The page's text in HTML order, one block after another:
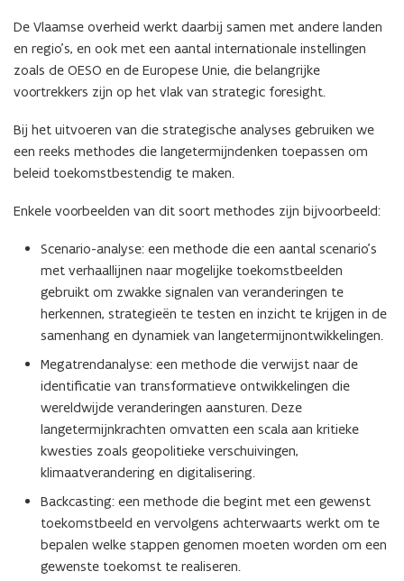
De Vlaamse overheid werkt daarbij samen met andere landen
en regio’s, en ook met een aantal internationale instellingen
zoals de OESO en de Europese Unie, die belangrijke
voortrekkers zijn op het vlak van strategic foresight.
Bij het uitvoeren van die strategische analyses gebruiken we
een reeks methodes die langetermijndenken toepassen om
beleid toekomstbestendig te maken.
Enkele voorbeelden van dit soort methodes zijn bijvoorbeeld:
Scenario-analyse: een methode die een aantal scenario’s
met verhaallijnen naar mogelijke toekomstbeelden
gebruikt om zwakke signalen van veranderingen te
herkennen, strategieën te testen en inzicht te krijgen in de
samenhang en dynamiek van langetermijnontwikkelingen.
Megatrendanalyse: een methode die verwijst naar de
identificatie van transformatieve ontwikkelingen die
wereldwijde veranderingen aansturen. Deze
langetermijnkrachten omvatten een scala aan kritieke
kwesties zoals geopolitieke verschuivingen,
klimaatverandering en digitalisering.
Backcasting: een methode die begint met een gewenst
toekomstbeeld en vervolgens achterwaarts werkt om te
bepalen welke stappen genomen moeten worden om een
gewenste toekomst te realiseren.